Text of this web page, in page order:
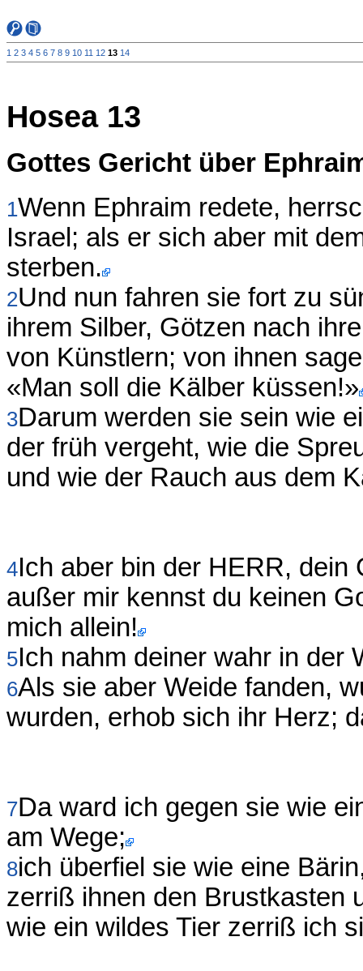
1 2 3 4 5 6 7 8 9 10 11 12 13 14
Hosea 13
Gottes Gericht über
1Wenn Ephraim redete,
Israel; als er sich aber mit
sterben.
2Und nun fahren sie fort zu
ihrem Silber, Götzen nach
von Künstlern; von ihnen
«Man soll die Kälber küssen!»
3Darum werden sie sein wie
der früh vergeht, wie die
und wie der Rauch aus dem
4Ich aber bin der HERR, dein
außer mir kennst du keinen
mich allein!
5Ich nahm deiner wahr in der
6Als sie aber Weide fanden,
wurden, erhob sich ihr Herz;
7Da ward ich gegen sie wie
am Wege;
8ich überfiel sie wie eine
zerriß ihnen den Brustkasten
wie ein wildes Tier zerriß ich